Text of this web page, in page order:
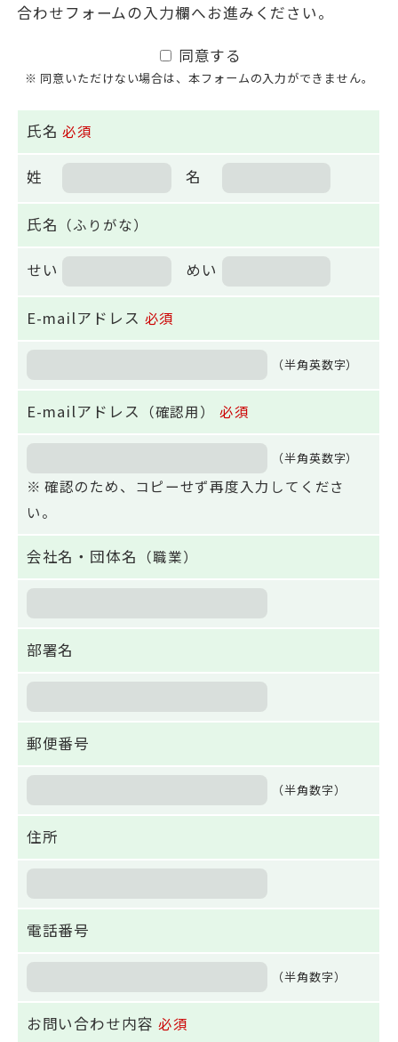
合わせフォームの入力欄へお進みください。
同意する
※ 同意いただけない場合は、本フォームの入力ができません。
氏名必須
姓 名
氏名 （ふりがな）
せい めい
E-mailアドレス 必須
（半角英数字）
E-mailアドレス （確認用） 必須
（半角英数字）
※ 確認のため、コピーせず再度入力してくださ
い。
会社名・団体名 （職業）
部署名
郵便番号
（半角数字）
住所
電話番号
（半角数字）
お問い合わせ内容 必須